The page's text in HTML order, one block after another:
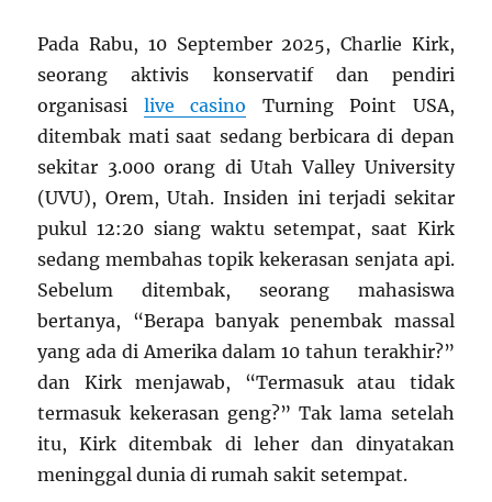
Pada Rabu, 10 September 2025, Charlie Kirk,
seorang aktivis konservatif dan pendiri
organisasi live casino Turning Point USA,
ditembak mati saat sedang berbicara di depan
sekitar 3.000 orang di Utah Valley University
(UVU), Orem, Utah. Insiden ini terjadi sekitar
pukul 12:20 siang waktu setempat, saat Kirk
sedang membahas topik kekerasan senjata api.
Sebelum ditembak, seorang mahasiswa
bertanya, “Berapa banyak penembak massal
yang ada di Amerika dalam 10 tahun terakhir?”
dan Kirk menjawab, “Termasuk atau tidak
termasuk kekerasan geng?” Tak lama setelah
itu, Kirk ditembak di leher dan dinyatakan
meninggal dunia di rumah sakit setempat.